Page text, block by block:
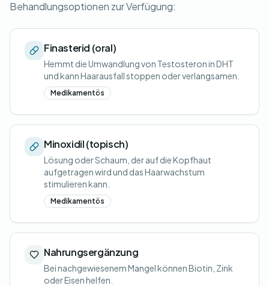
Behandlungsoptionen zur Verfügung:
Finasterid (oral)
Hemmt die Umwandlung von Testosteron in DHT
und kann Haarausfall stoppen oder verlangsamen.
Medikamentös
Minoxidil (topisch)
Lösung oder Schaum, der auf die Kopfhaut
aufgetragen wird und das Haarwachstum
stimulieren kann.
Medikamentös
Nahrungsergänzung
Bei nachgewiesenem Mangel können Biotin, Zink
oder Eisen helfen.